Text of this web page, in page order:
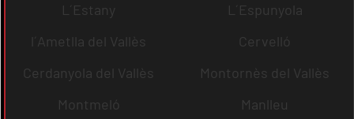
L´Estany
L´Espunyola
l´Ametlla del Vallès
Cervelló
Cerdanyola del Vallès
Montornès del Vallès
Montmeló
Manlleu